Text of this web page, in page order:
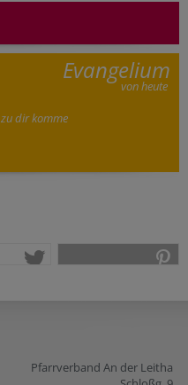
Evangelium
von heute
dir komme
Pfarrverband An der Leitha